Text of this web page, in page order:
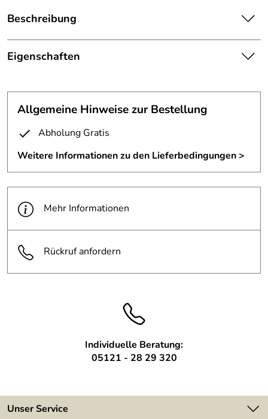
Beschreibung
Rollbarer Druckerwagen aus Zunderstahl.
Klar lackierter Druckertisch aus Zunderstahl.
Maße B/H/T: 40x30x45cm
Unsere Druckerwagen können wir genau nach Ihren
Eigenschaften
Ausführung:
rollbar
Material:
Zunderstahl
Oberfläche:
klar lackiert
Breite:
400mm
Tiefe:
450mm
Allgemeine Hinweise zur Bestellung
Abholung Gratis
Weitere Informationen zu den Lieferbedingungen >
Mehr Informationen
Rückruf anfordern
Individuelle Beratung:
05121 - 28 29 320
Unser Service